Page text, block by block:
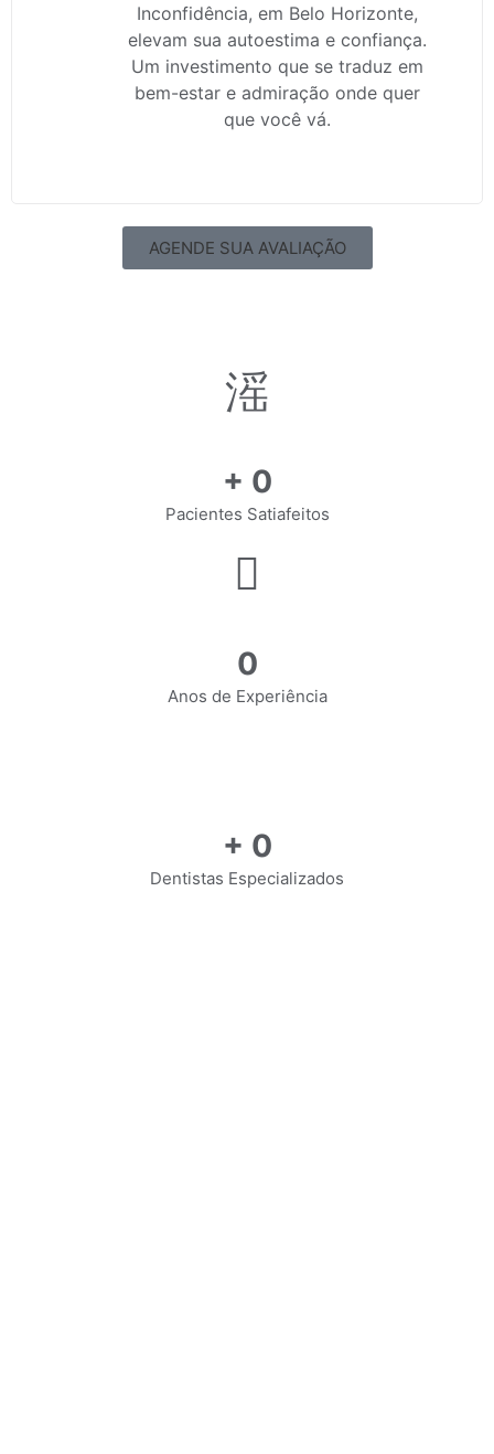
Inconfidência, em Belo Horizonte,
elevam sua autoestima e confiança.
Um investimento que se traduz em
bem-estar e admiração onde quer
que você vá.
AGENDE SUA AVALIAÇÃO
+ 0
Pacientes Satiafeitos
0
Anos de Experiência
+ 0
Dentistas Especializados